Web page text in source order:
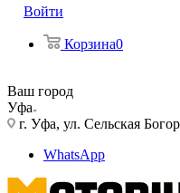
Войти
Корзина0
Ваш город
Уфа
г. Уфа, ул. Сельская
WhatsApp